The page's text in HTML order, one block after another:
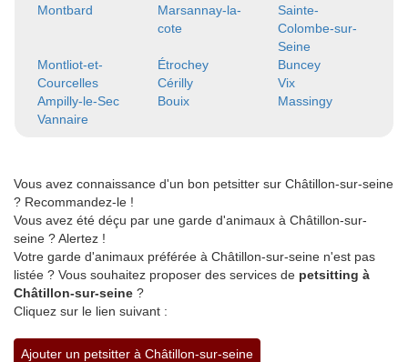
Montbard
Marsannay-la-
cote
Sainte-
Colombe-sur-
Seine
Montliot-et-
Courcelles
Étrochey
Buncey
Cérilly
Vix
Ampilly-le-Sec
Bouix
Massingy
Vannaire
Vous avez connaissance d'un bon petsitter sur Châtillon-sur-seine
? Recommandez-le !
Vous avez été déçu par une garde d'animaux à Châtillon-sur-
seine ? Alertez !
Votre garde d'animaux préférée à Châtillon-sur-seine n'est pas
listée ? Vous souhaitez proposer des services de petsitting à
Châtillon-sur-seine ?
Cliquez sur le lien suivant :
Ajouter un petsitter à Châtillon-sur-seine